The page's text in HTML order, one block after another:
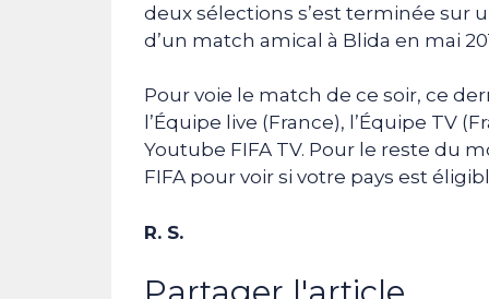
deux sélections s’est terminée sur
d’un match amical à Blida en mai
Pour voie le match de ce soir, ce
l’Équipe live (France), l’Équipe TV
Youtube FIFA TV. Pour le reste du
FIFA pour voir si votre pays est
R. S.